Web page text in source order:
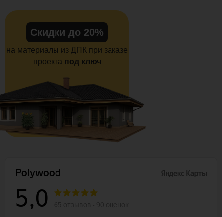
Скидки до 20%
на материалы из ДПК при заказе
проекта под ключ